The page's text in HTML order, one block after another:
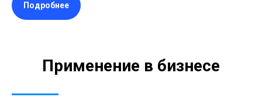
Подробнее
Применение в бизнесе